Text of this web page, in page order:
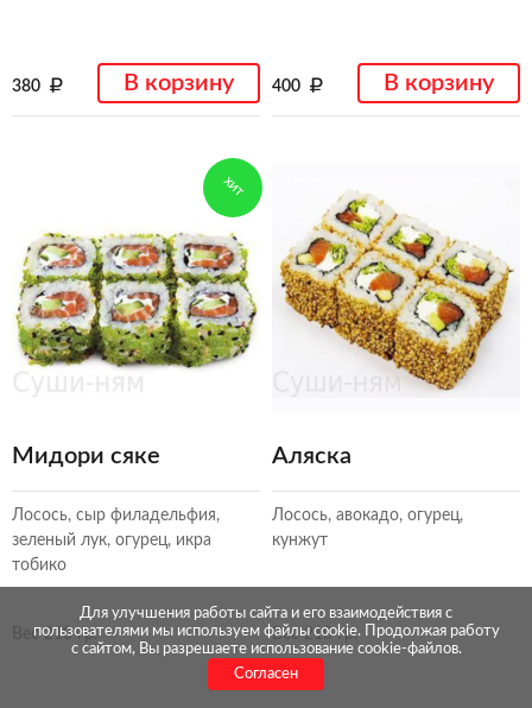
380 В корзину 400 В корзину
ХИТ
Мидори сяке
Лосось, сыр филадельфия,
зеленый лук, огурец, икра
тобико
Вес 210 гр.
Аляска
Лосось, авокадо, огурец,
кунжут
Вес 210 гр.
Для улучшения работы сайта и его взаимодействия с
пользователями мы используем файлы cookie. Продолжая работу
с сайтом, Вы разрешаете использование cookie-файлов.
Согласен